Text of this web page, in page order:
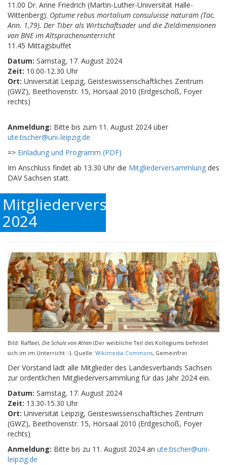
11.00 Dr. Anne Friedrich (Martin-Luther-Universität Halle-
Wittenberg): Optume rebus mortalium consuluisse naturam (Tac.
Ann. 1,79). Der Tiber als Wirtschaftsader und die Zieldimensionen
von BNE im Altsprachenunterricht
11.45 Mittagsbuffet
Datum: Samstag, 17. August 2024
Zeit: 10.00-12.30 Uhr
Ort: Universität Leipzig, Geisteswissenschaftliches Zentrum
(GWZ), Beethovenstr. 15, Hörsaal 2010 (Erdgeschoß, Foyer
rechts)
Anmeldung: Bitte bis zum 11. August 2024 über
ute.tischer@uni-leipzig.de
=> Einladung und Programm (PDF)
Im Anschluss findet ab 13.30 Uhr die Mitgliederversammlung des
DAV Sachsen statt.
Mitgliederversammlung
2024
Bild: Raffael, Die Schule von Athen (Der weibliche Teil des Kollegiums befindet
sich im im Unterricht :-). Quelle: Wikimedia Commons, Gemeinfrei
Der Vorstand lädt alle Mitglieder des Landesverbands Sachsen
zur ordentlichen Mitgliederversammlung für das Jahr 2024 ein.
Datum: Samstag, 17. August 2024
Zeit: 13.30-15.30 Uhr
Ort: Universität Leipzig, Geisteswissenschaftliches Zentrum
(GWZ), Beethovenstr. 15, Hörsaal 2010 (Erdgeschoß, Foyer
rechts)
Anmeldung: Bitte bis zu 11. August 2024 an ute.tischer@uni-
leipzig.de